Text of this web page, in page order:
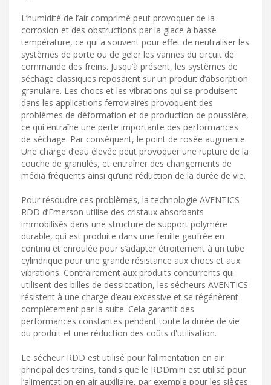
L’humidité de l’air comprimé peut provoquer de la
corrosion et des obstructions par la glace à basse
température, ce qui a souvent pour effet de neutraliser les
systèmes de porte ou de geler les vannes du circuit de
commande des freins. Jusqu’à présent, les systèmes de
séchage classiques reposaient sur un produit d’absorption
granulaire. Les chocs et les vibrations qui se produisent
dans les applications ferroviaires provoquent des
problèmes de déformation et de production de poussière,
ce qui entraîne une perte importante des performances
de séchage. Par conséquent, le point de rosée augmente.
Une charge d’eau élevée peut provoquer une rupture de la
couche de granulés, et entraîner des changements de
média fréquents ainsi qu’une réduction de la durée de vie.
Pour résoudre ces problèmes, la technologie AVENTICS
RDD d’Emerson utilise des cristaux absorbants
immobilisés dans une structure de support polymère
durable, qui est produite dans une feuille gaufrée en
continu et enroulée pour s’adapter étroitement à un tube
cylindrique pour une grande résistance aux chocs et aux
vibrations. Contrairement aux produits concurrents qui
utilisent des billes de dessiccation, les sécheurs AVENTICS
résistent à une charge d’eau excessive et se régénèrent
complètement par la suite. Cela garantit des
performances constantes pendant toute la durée de vie
du produit et une réduction des coûts d'utilisation.
Le sécheur RDD est utilisé pour l’alimentation en air
principal des trains, tandis que le RDDmini est utilisé pour
l’alimentation en air auxiliaire, par exemple pour les sièges